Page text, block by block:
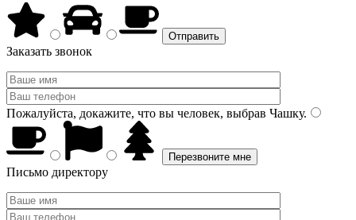
Заказать звонок
Пожалуйста, докажите, что вы человек, выбрав Чашку.
Письмо директору